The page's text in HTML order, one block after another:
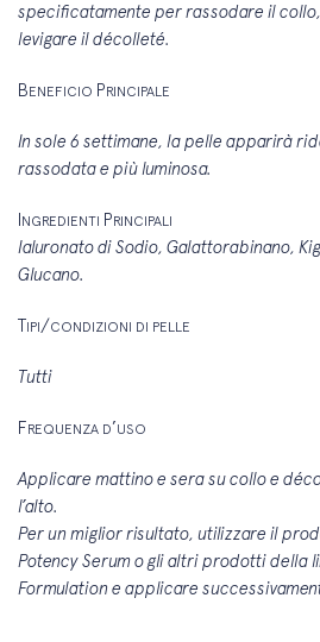
specificatamente per rassodare il
levigare il décolleté.
BENEFICIO PRINCIPALE
In sole 6 settimane, la pelle apparirà
rassodata e più luminosa.
INGREDIENTI PRINCIPALI
Ialuronato di Sodio, Galattorabinano,
Glucano.
TIPI/CONDIZIONI DI PELLE
Tutti
FREQUENZA D’USO
Applicare mattino e sera su collo e
l’alto.
Per un miglior risultato, utilizzare il
Potency Serum o gli altri prodotti della
Formulation e applicare